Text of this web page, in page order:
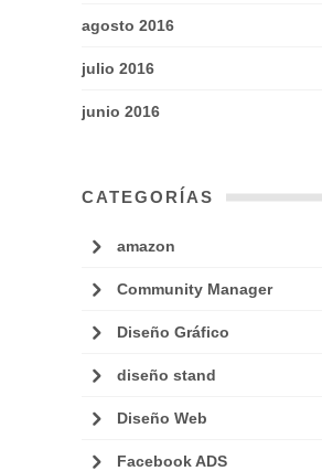
agosto 2016
julio 2016
junio 2016
CATEGORÍAS
amazon
Community Manager
Diseño Gráfico
diseño stand
Diseño Web
Facebook ADS